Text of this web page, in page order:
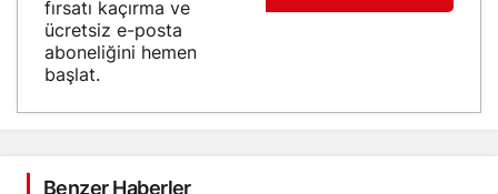
fırsatı kaçırma ve
ücretsiz e-posta
aboneliğini hemen
başlat.
Benzer Haberler